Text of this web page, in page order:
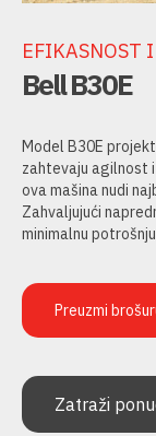
EFIKASNOST
Bell B30E
Model B30E
zahtevaju agilnost
ova mašina nudi
Zahvaljujući
minimalnu
Preuzmi
Zatraži